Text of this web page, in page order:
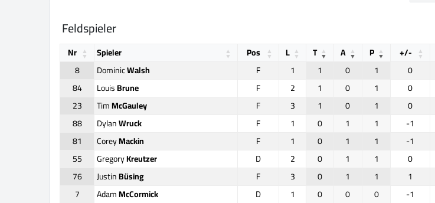
Feldspieler
Nr Spieler Pos L T A P +/-
8
DominicWalsh F 1 1 0 1 0
84
LouisBrune F 2 1 0 1 0
23
TimMcGauley F 3 1 0 1 0
88
DylanWruck F 1 0 1 1 -1
81
CoreyMackin F 1 0 1 1 -1
55
GregoryKreutzer D 2 0 1 1 0
76
JustinBüsing F 3 0 1 1 1
7
AdamMcCormick D 1 0 0 0 -1